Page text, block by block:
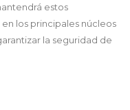
estos
en los principales núcleos
la seguridad de